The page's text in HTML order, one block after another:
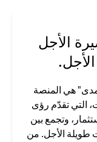
الأجل
هي المنصة
التي تقدّم رؤى
وتجمع بين
طويلة الأجل. من